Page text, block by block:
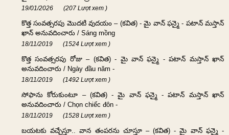
19/01/2026 (207 Lượt xem )
కొత్త సంవత్సరపు మొదటి వుదయం – (కవిత) - మై వాన్ ఫన్మై - పటాన్ మస్తాన్
ఖాన్ అనువదించారు / Sáng mồng
18/11/2019 (1524 Lượt xem )
కొత్త సంవత్సరపు రోజు – (కవిత) - మై వాన్ ఫన్మై - పటాన్ మస్తాన్ ఖాన్
అనువదించారు / Ngày đầu năm -
18/11/2019 (1492 Lượt xem )
సోఫాను కోరుకుంటూ – (కవిత) - మై వాన్ ఫన్మై - పటాన్ మస్తాన్ ఖాన్
అనువదించారు / Chọn chiếc đôn -
18/11/2019 (1528 Lượt xem )
బయటకు వచ్చేస్తూ.. వాన తంపరను చూస్తూ – (కవిత) - మై వాన్ ఫన్మై -